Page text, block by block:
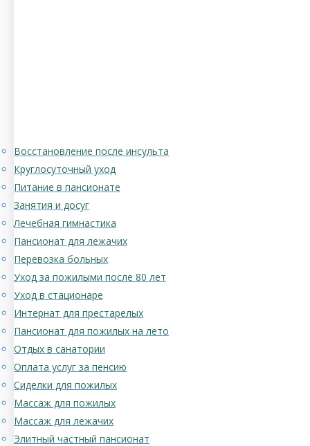
Восстановление после инсульта
Круглосуточный уход
Питание в пансионате
Занятия и досуг
Лечебная гимнастика
Пансионат для лежачих
Перевозка больных
Уход за пожилыми после 80 лет
Уход в стационаре
Интернат для престарелых
Пансионат для пожилых на лето
Отдых в санатории
Оплата услуг за пенсию
Сиделки для пожилых
Массаж для пожилых
Массаж для лежачих
Элитный частный пансионат